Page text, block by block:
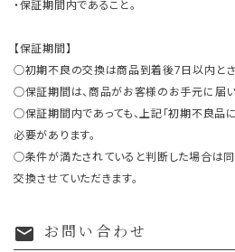
・保証期間内であること。
【保証期間】
○初期不良の交換は商品到着後7日以内とさ
○保証期間は、商品がお客様のお手元に届い
○保証期間内であっても、上記「初期不良品
必要があります。
○条件が満たされていると判断した場合は
交換させていただきます。
mail お問い合わせ